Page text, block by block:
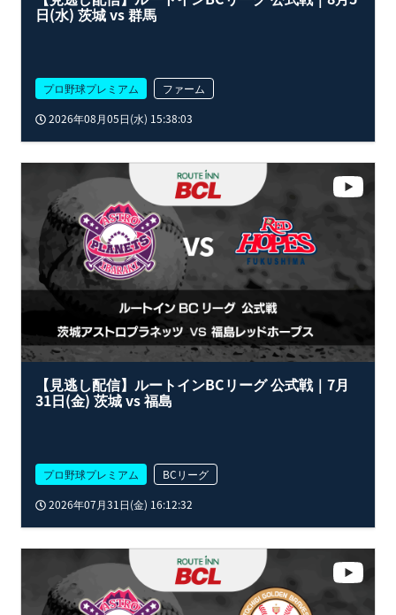
日(水) 茨城 vs 群馬
プロ野球プレミアム
ファーム
2026年08月05日(水) 15:38:03
【見逃し配信】ルートインBCリーグ 公式戦｜7月
31日(金) 茨城 vs 福島
プロ野球プレミアム
BCリーグ
2026年07月31日(金) 16:12:32